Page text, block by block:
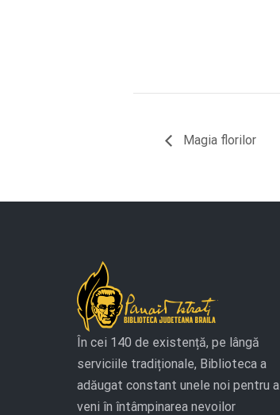
Magia florilor
În cei 140 de existență, pe lângă
serviciile tradiționale, Biblioteca a
adăugat constant unele noi pentru a
veni în întâmpinarea nevoilor